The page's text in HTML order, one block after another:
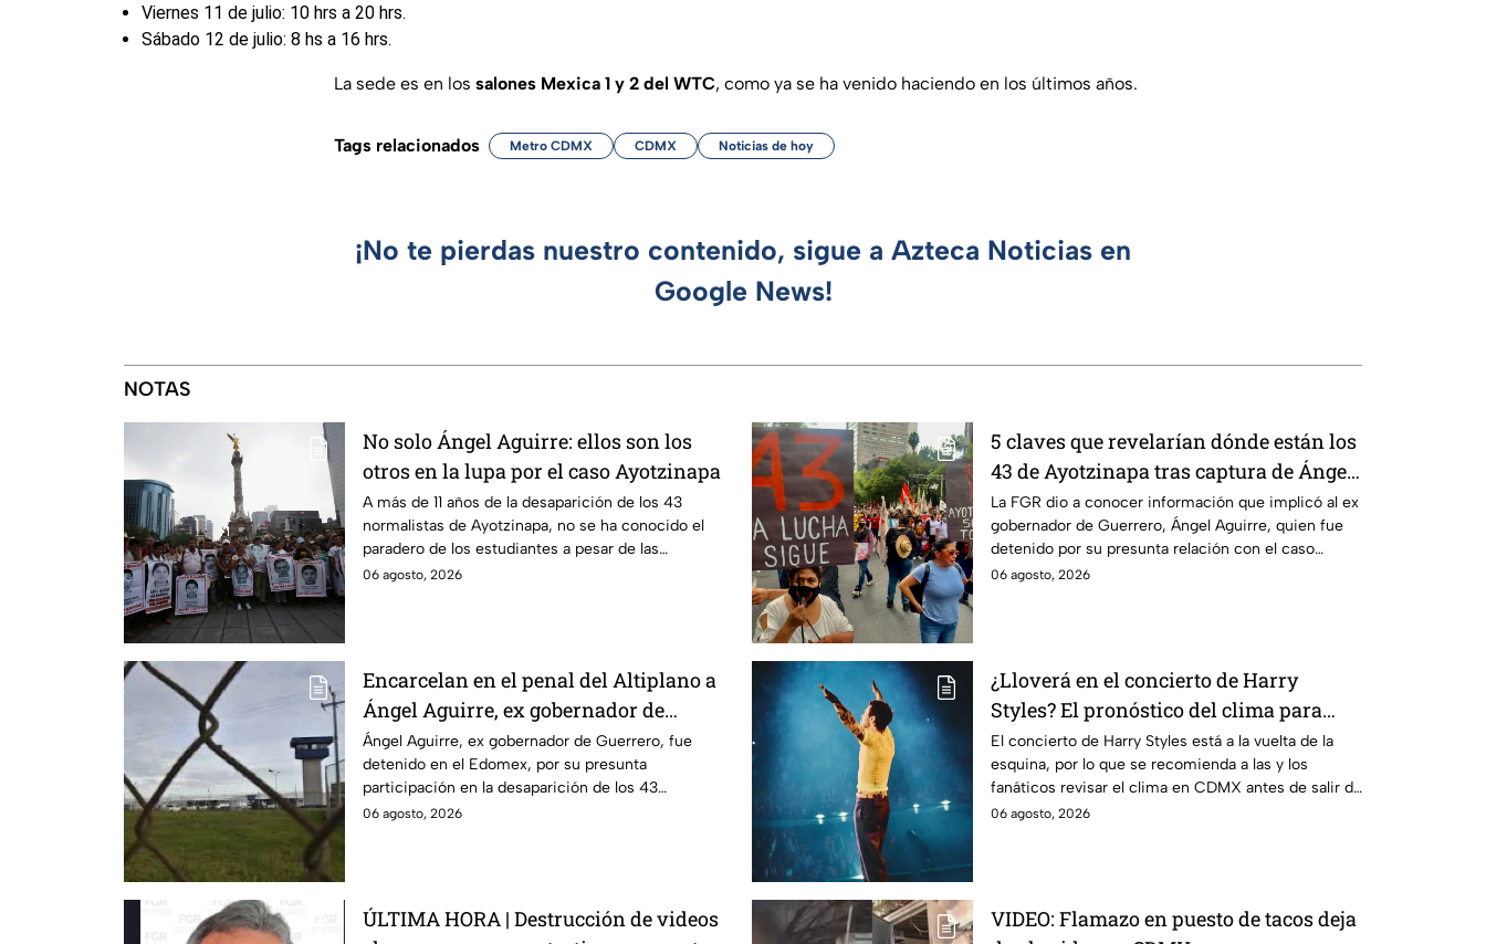
Viernes 11 de julio: 10 hrs a 20 hrs.
Sábado 12 de julio: 8 hs a 16 hrs.
La sede es en los salones Mexica 1 y 2 del WTC, como ya se ha venido haciendo en los últimos años.
Tags relacionados Metro CDMX CDMX Noticias de hoy
¡No te pierdas nuestro contenido, sigue a Azteca Noticias en
Google News!
NOTAS
No solo Ángel Aguirre: ellos son los
otros en la lupa por el caso Ayotzinapa
A más de 11 años de la desaparición de los 43
normalistas de Ayotzinapa, no se ha conocido el
paradero de los estudiantes a pesar de las
detenciones por el caso.
06 agosto, 2026
5 claves que revelarían dónde están los
43 de Ayotzinapa tras captura de Ángel
Aguirre, ex gobernador de Guerrero
La FGR dio a conocer información que implicó al ex
gobernador de Guerrero, Ángel Aguirre, quien fue
detenido por su presunta relación con el caso
Ayotzinapa.
06 agosto, 2026
Encarcelan en el penal del Altiplano a
Ángel Aguirre, ex gobernador de
Guerrero por caso Ayotzinapa
Ángel Aguirre, ex gobernador de Guerrero, fue
detenido en el Edomex, por su presunta
participación en la desaparición de los 43
normalistas de Ayotzinapa.
06 agosto, 2026
¿Lloverá en el concierto de Harry
Styles? El pronóstico del clima para
este viernes en CDMX
El concierto de Harry Styles está a la vuelta de la
esquina, por lo que se recomienda a las y los
fanáticos revisar el clima en CDMX antes de salir de
casa.
06 agosto, 2026
ÚLTIMA HORA | Destrucción de videos
VIDEO: Flamazo en puesto de tacos deja